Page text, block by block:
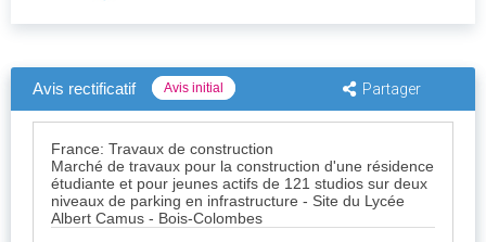
Avis rectificatif Avis initial Partager
France: Travaux de construction
Marché de travaux pour la construction d'une résidence
étudiante et pour jeunes actifs de 121 studios sur deux
niveaux de parking en infrastructure - Site du Lycée
Albert Camus - Bois-Colombes